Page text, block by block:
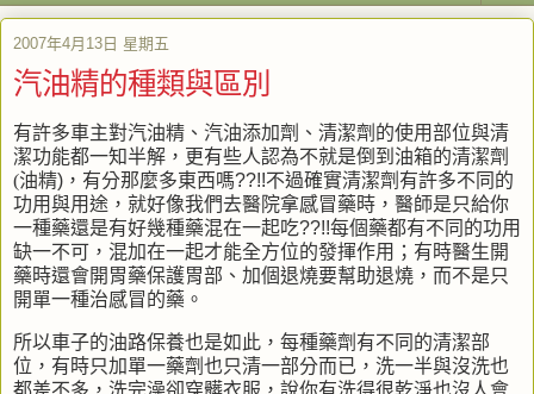
2007年4月13日 星期五
汽油精的種類與區別
有許多車主對汽油精、汽油添加劑、清潔劑的使用部位與清
潔功能都一知半解，更有些人認為不就是倒到油箱的清潔劑
(油精) ，有分那麼多東西嗎??!!不過確實清潔劑有許多不同的
功用與用途，就好像我們去醫院拿感冒藥時，醫師是只給你
一種藥還是有好幾種藥混在一起吃??!!每個藥都有不同的功用
缺一不可，混加在一起才能全方位的發揮作用；有時醫生開
藥時還會開胃藥保護胃部、加個退燒要幫助退燒，而不是只
開單一種治感冒的藥。
所以車子的油路保養也是如此，每種藥劑有不同的清潔部
位，有時只加單一藥劑也只清一部分而已，洗一半與沒洗也
都差不多，洗完澡卻穿髒衣服，說你有洗得很乾淨也沒人會